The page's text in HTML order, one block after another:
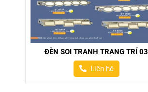
ĐÈN SOI TRANH TRANG TRÍ 03
Liên hệ